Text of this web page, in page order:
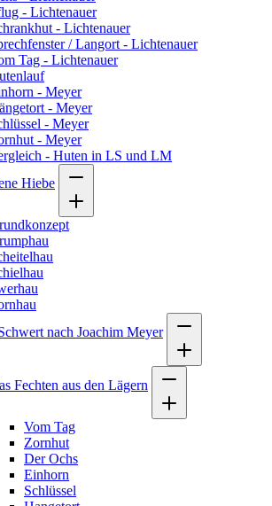
- Lichtenauer
- Lichtenauer
/ Langort - Lichtenauer
Tag - Lichtenauer
- Meyer
- Meyer
- Meyer
- Meyer
- Huten in LS und LM
Hiebe
nach Joachim Meyer
Fechten aus den Lägern
Vom Tag
Zornhut
Der Ochs
Einhorn
Schlüssel